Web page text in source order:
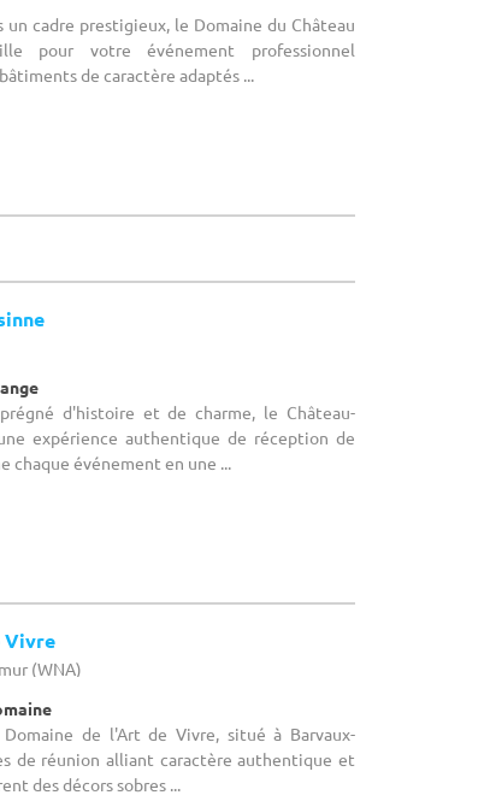
un cadre prestigieux, le Domaine du Château
pour votre événement professionnel
de caractère adaptés ...
d'histoire et de charme, le Château-
expérience authentique de réception de
chaque événement en une ...
Vivre
(WNA)
de l'Art de Vivre, situé à Barvaux-
de réunion alliant caractère authentique et
des décors sobres ...